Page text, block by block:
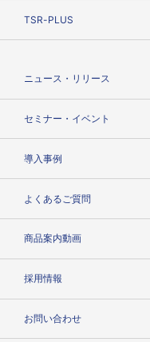
TSR-PLUS
ニュース・リリース
セミナー・イベント
導入事例
よくあるご質問
商品案内動画
採用情報
お問い合わせ